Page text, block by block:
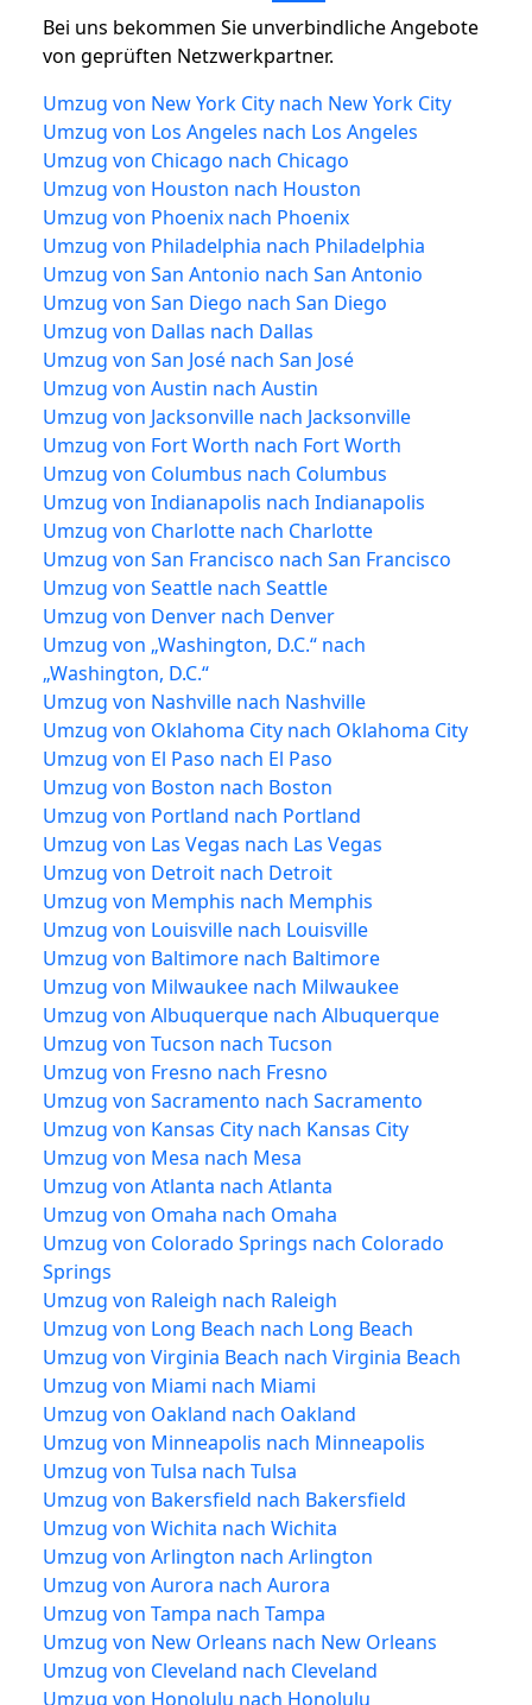
Bei uns bekommen Sie unverbindliche Angebote
von geprüften Netzwerkpartner.
Umzug von New York City nach New York City
Umzug von Los Angeles nach Los Angeles
Umzug von Chicago nach Chicago
Umzug von Houston nach Houston
Umzug von Phoenix nach Phoenix
Umzug von Philadelphia nach Philadelphia
Umzug von San Antonio nach San Antonio
Umzug von San Diego nach San Diego
Umzug von Dallas nach Dallas
Umzug von San José nach San José
Umzug von Austin nach Austin
Umzug von Jacksonville nach Jacksonville
Umzug von Fort Worth nach Fort Worth
Umzug von Columbus nach Columbus
Umzug von Indianapolis nach Indianapolis
Umzug von Charlotte nach Charlotte
Umzug von San Francisco nach San Francisco
Umzug von Seattle nach Seattle
Umzug von Denver nach Denver
Umzug von „Washington, D.C.“ nach
„Washington, D.C.“
Umzug von Nashville nach Nashville
Umzug von Oklahoma City nach Oklahoma City
Umzug von El Paso nach El Paso
Umzug von Boston nach Boston
Umzug von Portland nach Portland
Umzug von Las Vegas nach Las Vegas
Umzug von Detroit nach Detroit
Umzug von Memphis nach Memphis
Umzug von Louisville nach Louisville
Umzug von Baltimore nach Baltimore
Umzug von Milwaukee nach Milwaukee
Umzug von Albuquerque nach Albuquerque
Umzug von Tucson nach Tucson
Umzug von Fresno nach Fresno
Umzug von Sacramento nach Sacramento
Umzug von Kansas City nach Kansas City
Umzug von Mesa nach Mesa
Umzug von Atlanta nach Atlanta
Umzug von Omaha nach Omaha
Umzug von Colorado Springs nach Colorado
Springs
Umzug von Raleigh nach Raleigh
Umzug von Long Beach nach Long Beach
Umzug von Virginia Beach nach Virginia Beach
Umzug von Miami nach Miami
Umzug von Oakland nach Oakland
Umzug von Minneapolis nach Minneapolis
Umzug von Tulsa nach Tulsa
Umzug von Bakersfield nach Bakersfield
Umzug von Wichita nach Wichita
Umzug von Arlington nach Arlington
Umzug von Aurora nach Aurora
Umzug von Tampa nach Tampa
Umzug von New Orleans nach New Orleans
Umzug von Cleveland nach Cleveland
Umzug von Honolulu nach Honolulu